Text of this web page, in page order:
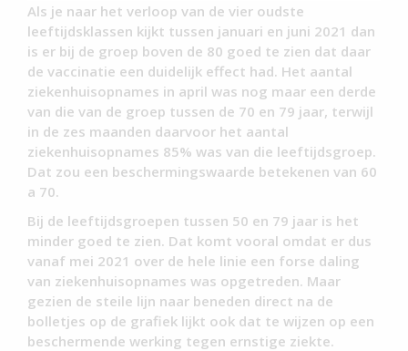
Als je naar het verloop van de vier oudste
leeftijdsklassen kijkt tussen januari en juni 2021 dan
is er bij de groep boven de 80 goed te zien dat daar
de vaccinatie een duidelijk effect had. Het aantal
ziekenhuisopnames in april was nog maar een derde
van die van de groep tussen de 70 en 79 jaar, terwijl
in de zes maanden daarvoor het aantal
ziekenhuisopnames 85% was van die leeftijdsgroep.
Dat zou een beschermingswaarde betekenen van 60
a 70.
Bij de leeftijdsgroepen tussen 50 en 79 jaar is het
minder goed te zien. Dat komt vooral omdat er dus
vanaf mei 2021 over de hele linie een forse daling
van ziekenhuisopnames was opgetreden. Maar
gezien de steile lijn naar beneden direct na de
bolletjes op de grafiek lijkt ook dat te wijzen op een
beschermende werking tegen ernstige ziekte.